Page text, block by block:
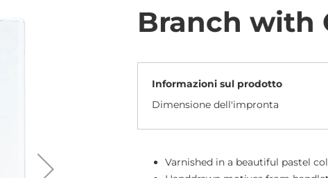
Branch with
Informazioni sul prodotto
Dimensione dell'impronta
Varnished in a beautiful pastel